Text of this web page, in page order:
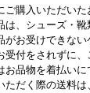
お客様の
類のみ
に当てはま
を頂いた
ご返送さ
、お客様